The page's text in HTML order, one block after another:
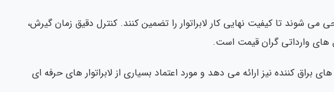
شوند تا کیفیت نهایی کار لابراتوار را تضمین کنند. کنترل دقیق زمان گیرش،
وارداتی گران قیمت است.
گرم پخت و رزین های براق کننده نیز ارائه می دهد و مورد اعتماد بسیاری از لابراتوار های حرفه ای